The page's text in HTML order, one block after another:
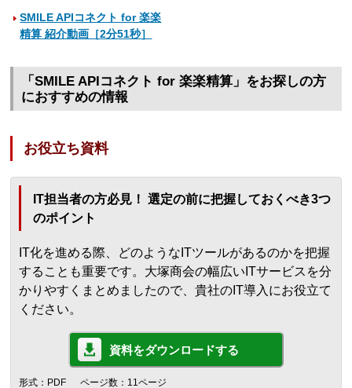
SMILE APIコネクト for 楽楽
精算 紹介動画［2分51秒］
「SMILE APIコネクト for 楽楽精算」をお探しの方
におすすめの情報
お役立ち資料
IT担当者の方必見！ 選定の前に把握しておくべき3つ
のポイント
IT化を進める際、どのようなITツールがあるのかを把握
することも重要です。大塚商会の幅広いITサービスを分
かりやすくまとめましたので、貴社のIT導入にお役立て
ください。
資料をダウンロードする
形式：PDF ページ数：11ページ